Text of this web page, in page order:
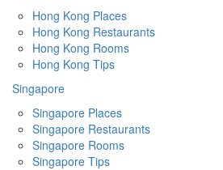
Hong Kong Places
Hong Kong Restaurants
Hong Kong Rooms
Hong Kong Tips
Singapore
Singapore Places
Singapore Restaurants
Singapore Rooms
Singapore Tips